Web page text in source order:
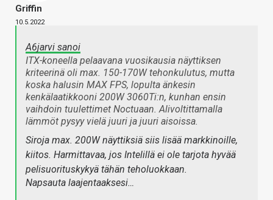
Griffin
10.5.2022
A6jarvi sanoi
ITX-koneella pelaavana vuosikausia näyttiksen
kriteerinä oli max. 150-170W tehonkulutus, mutta
koska halusin MAX FPS, lopulta änkesin
kenkälaatikkooni 200W 3060Ti:n, kunhan ensin
vaihdoin tuulettimet Noctuaan. Alivoltittamalla
lämmöt pysyy vielä juuri ja juuri aisoissa.
Siroja max. 200W näyttiksiä siis lisää markkinoille,
kiitos. Harmittavaa, jos Intelillä ei ole tarjota hyvää
pelisuorituskykyä tähän teholuokkaan.
Napsauta laajentaaksesi…